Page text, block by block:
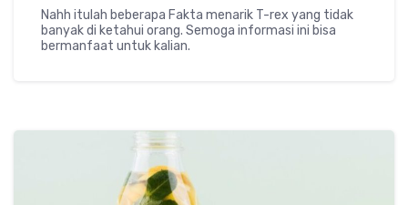
Nahh itulah beberapa Fakta menarik T-rex yang tidak
banyak di ketahui orang. Semoga informasi ini bisa
bermanfaat untuk kalian.